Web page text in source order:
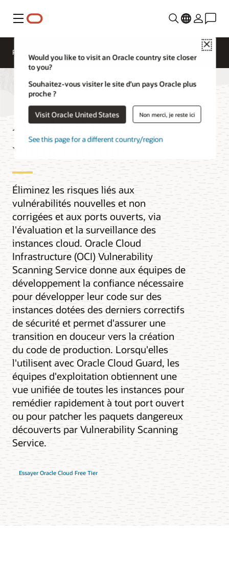
Menu
Close
Would you like to visit an Oracle country site closer
to you?
Souhaitez-vous visiter le site d’un pays Oracle plus
proche ?
Visit Oracle United States Non merci, je reste ici
See this page for a different country/region
Présentation
Analyse de la
vulnérabilité
Éliminez les risques liés aux
vulnérabilités nouvelles et non
corrigées et aux ports ouverts, via
l'évaluation et la surveillance des
instances cloud. Oracle Cloud
Infrastructure (OCI) Vulnerability
Scanning Service donne aux équipes de
développement la confiance nécessaire
pour développer leur code sur des
instances dotées des derniers correctifs
de sécurité et permet d'assurer une
transition en douceur vers la création
du code de production. Lorsqu'elles
l'utilisent avec Oracle Cloud Guard, les
équipes d'exploitation obtiennent une
vue unifiée de toutes les instances pour
remédier rapidement à tout port ouvert
ou pour patcher les paquets dangereux
découverts par Vulnerability Scanning
Service.
Essayer Oracle Cloud Free Tier